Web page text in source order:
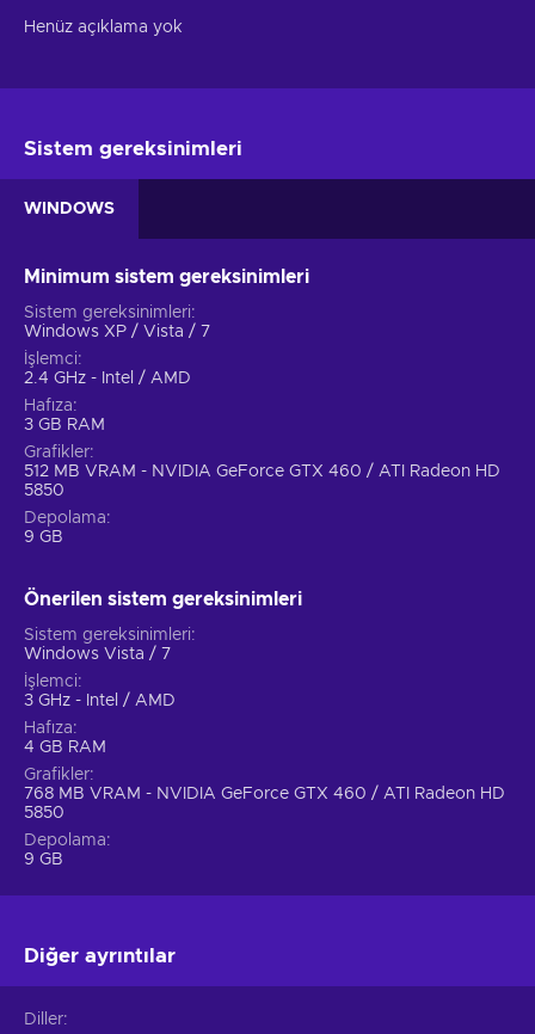
Henüz açıklama yok
Sistem gereksinimleri
WINDOWS
Minimum sistem gereksinimleri
Sistem gereksinimleri
Windows XP / Vista / 7
İşlemci
2.4 GHz - Intel / AMD
Hafıza
3 GB RAM
Grafikler
512 MB VRAM - NVIDIA GeForce GTX 460 / ATI Radeon HD
5850
Depolama
9 GB
Önerilen sistem gereksinimleri
Sistem gereksinimleri
Windows Vista / 7
İşlemci
3 GHz - Intel / AMD
Hafıza
4 GB RAM
Grafikler
768 MB VRAM - NVIDIA GeForce GTX 460 / ATI Radeon HD
5850
Depolama
9 GB
Diğer ayrıntılar
Diller